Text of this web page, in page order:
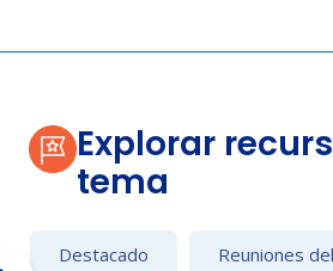
Explorar
tema
Destacado Reuniones